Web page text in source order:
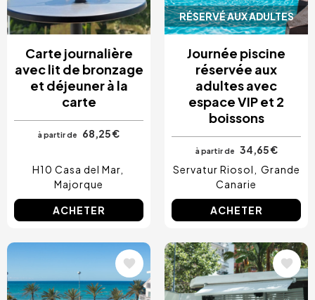
Carte journalière
avec lit de bronzage
et déjeuner à la
carte
à partir de 68,25 €
H10 Casa del Mar
Majorque
ACHETER
RÉSERVÉ AUX ADULTES
Journée piscine
réservée aux
adultes avec
espace VIP et 2
boissons
à partir de
34,65 €
Servatur Riosol
Grande
Canarie
ACHETER
Image Image